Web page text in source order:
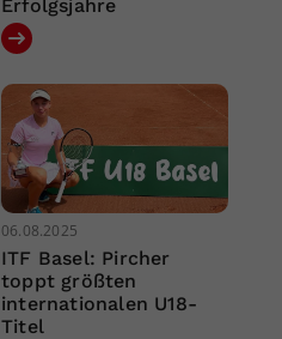
Erfolgsjahre
06.08.2025
ITF Basel: Pircher
toppt größten
internationalen U18-
Titel